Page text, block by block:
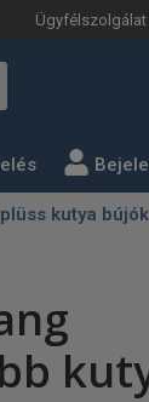
Ügyfélszolgálat
kutya bújók